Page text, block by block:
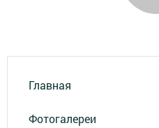
Главная
Фотогалереи